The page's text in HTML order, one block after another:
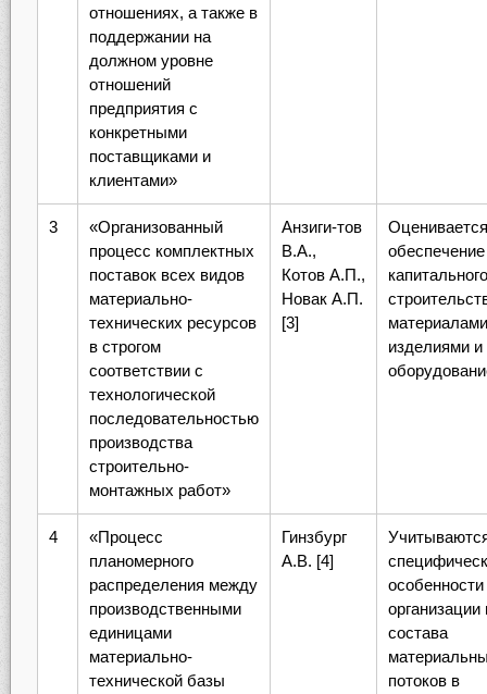
отношениях, а также в
поддержании на
должном уровне
отношений
предприятия с
конкретными
поставщиками и
клиентами»
3
«Организованный
процесс комплектных
поставок всех видов
материально-
технических ресурсов
в строгом
соответствии с
технологической
последовательностью
производства
строительно-
монтажных работ»
Анзиги-тов
В.А.,
Котов А.П.,
Новак А.П.
[3]
Оценивается
обеспечение
капитального
изделиями и
4
«Процесс
планомерного
распределения между
производственными
единицами
материально-
технической базы
Гинзбург
А.В. [4]
особенности
организации
состава
потоков в